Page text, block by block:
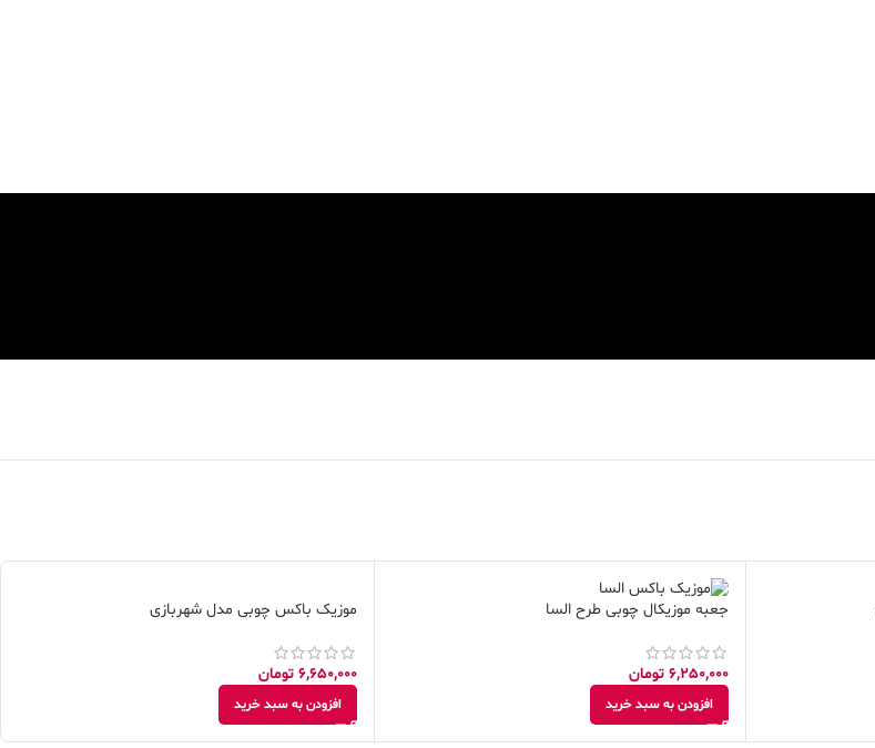
جعبه موزیکال چوبی طرح السا
6,250,000 تومان
افزودن به سبد خرید
موزیک باکس چوبی مدل شهربازی
6,650,000 تومان
افزودن به سبد خرید